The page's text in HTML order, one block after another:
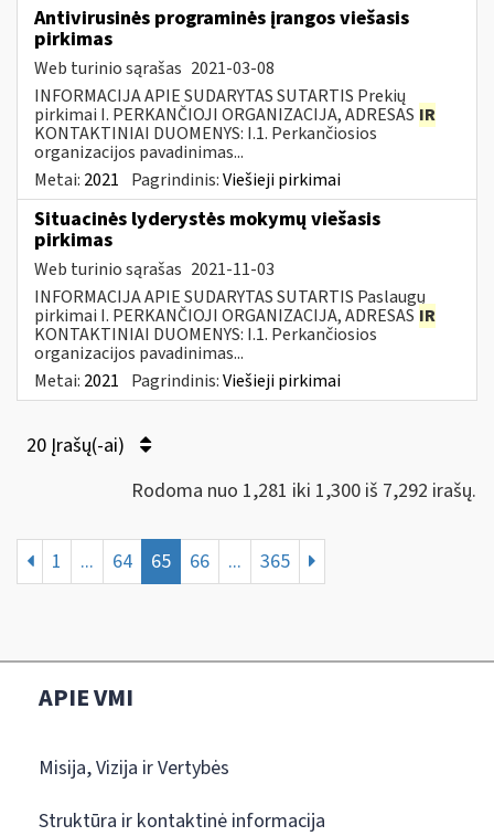
Antivirusinės programinės įrangos viešasis
pirkimas
Web turinio sąrašas 2021-03-08
INFORMACIJA APIE SUDARYTAS SUTARTIS Prekių
pirkimai I. PERKANČIOJI ORGANIZACIJA, ADRESAS IR
KONTAKTINIAI DUOMENYS: I.1. Perkančiosios
organizacijos pavadinimas...
Metai: 2021 Pagrindinis:Viešieji pirkimai
Situacinės lyderystės mokymų viešasis
pirkimas
Web turinio sąrašas 2021-11-03
INFORMACIJA APIE SUDARYTAS SUTARTIS Paslaugų
pirkimai I. PERKANČIOJI ORGANIZACIJA, ADRESAS IR
KONTAKTINIAI DUOMENYS: I.1. Perkančiosios
organizacijos pavadinimas...
Metai: 2021 Pagrindinis:Viešieji pirkimai
20 Įrašų(-ai)
Rodoma nuo 1,281 iki 1,300 iš 7,292 irašų.
1 ... 64 65 66 ... 365
APIE VMI
Misija, Vizija ir Vertybės
Struktūra ir kontaktinė informacija